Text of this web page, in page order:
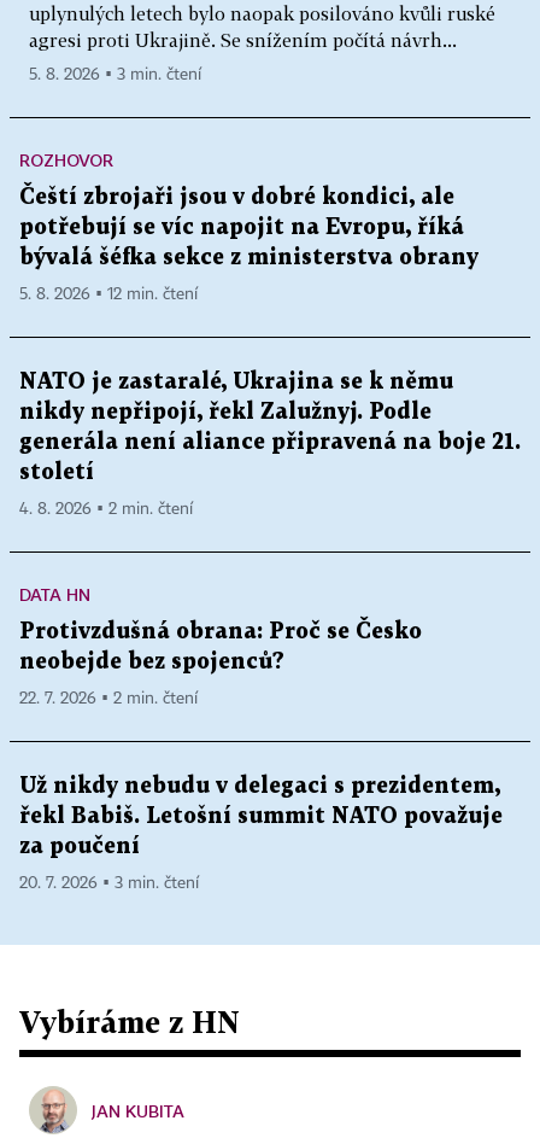
uplynulých letech bylo naopak posilováno kvůli ruské
agresi proti Ukrajině. Se snížením počítá návrh...
5. 8. 2026 ▪ 3 min. čtení
ROZHOVOR
Čeští zbrojaři jsou v dobré kondici, ale
potřebují se víc napojit na Evropu, říká
bývalá šéfka sekce z ministerstva obrany
5. 8. 2026 ▪ 12 min. čtení
NATO je zastaralé, Ukrajina se k němu
nikdy nepřipojí, řekl Zalužnyj. Podle
generála není aliance připravená na boje 21.
století
4. 8. 2026 ▪ 2 min. čtení
DATA HN
Protivzdušná obrana: Proč se Česko
neobejde bez spojenců?
22. 7. 2026 ▪ 2 min. čtení
Už nikdy nebudu v delegaci s prezidentem,
řekl Babiš. Letošní summit NATO považuje
za poučení
20. 7. 2026 ▪ 3 min. čtení
Vybíráme z HN
JAN KUBITA